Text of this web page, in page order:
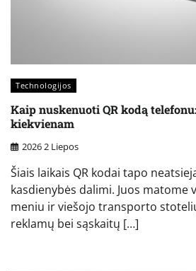
Technologijos
Kaip nuskenuoti QR kodą
kiekvienam
2026 2 Liepos
Šiais laikais QR kodai tapo
kasdienybės dalimi. Juos
meniu ir viešojo transporto
reklamų bei sąskaitų […]